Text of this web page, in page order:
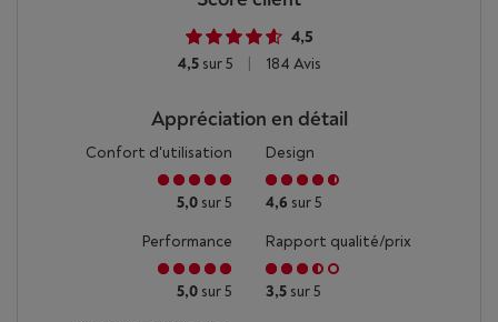
4,5
4,5sur 5 184 Avis
Appréciation en détail
Confort d'utilisation
5,0 sur 5
Design
4,6 sur 5
Performance
5,0 sur 5
Rapport qualité/prix
3,5 sur 5